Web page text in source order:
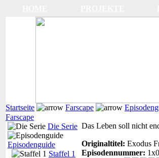
Startseite Farscape
Farscape
Die Serie
Episodenguide
Staffel 1
Das Leben soll nicht
Originaltitel: Exodus
Episodennummer: